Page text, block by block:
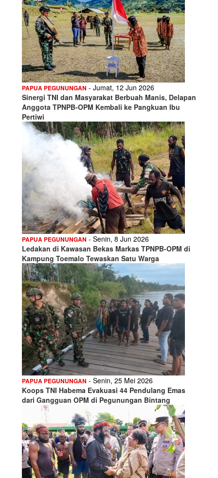
PAPUA PEGUNUNGAN - Jumat, 12 Jun 2026
Sinergi TNI dan Masyarakat Berbuah Manis, Delapan
Anggota TPNPB-OPM Kembali ke Pangkuan Ibu
Pertiwi
PAPUA PEGUNUNGAN - Senin, 8 Jun 2026
Ledakan di Kawasan Bekas Markas TPNPB-OPM di
Kampung Toemalo Tewaskan Satu Warga
PAPUA PEGUNUNGAN - Senin, 25 Mei 2026
Koops TNI Habema Evakuasi 44 Pendulang Emas
dari Gangguan OPM di Pegunungan Bintang